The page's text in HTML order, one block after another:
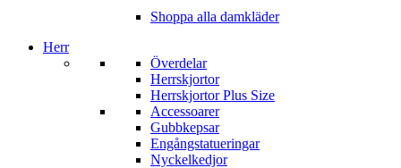
Shoppa alla damkläder
Herr
Överdelar
Herrskjortor
Herrskjortor Plus Size
Accessoarer
Gubbkepsar
Engångstatueringar
Nyckelkedjor